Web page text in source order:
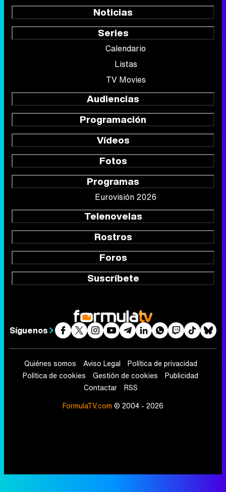
Noticias
Series
Calendario
Listas
TV Movies
Audiencias
Programación
Vídeos
Fotos
Programas
Eurovisión 2026
Telenovelas
Rostros
Foros
Suscríbete
Síguenos
Quiénes somos Aviso Legal
Política de privacidad
Política de cookies
Gestión de cookies
Publicidad
Contactar
RSS
FormulaTV.com © 2004 - 2026